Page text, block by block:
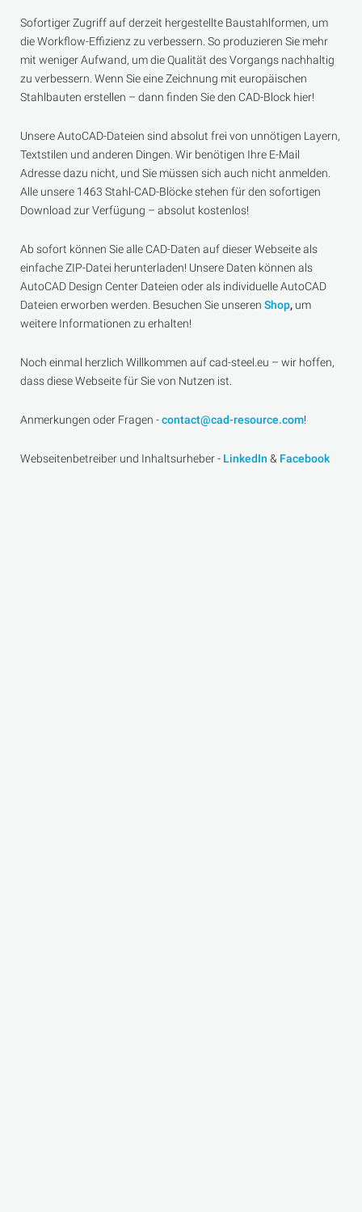
Sofortiger Zugriff auf derzeit hergestellte Baustahlformen, um
die Workflow-Effizienz zu verbessern. So produzieren Sie mehr
mit weniger Aufwand, um die Qualität des Vorgangs nachhaltig
zu verbessern. Wenn Sie eine Zeichnung mit europäischen
Stahlbauten erstellen – dann finden Sie den CAD-Block hier!
Unsere AutoCAD-Dateien sind absolut frei von unnötigen Layern,
Textstilen und anderen Dingen. Wir benötigen Ihre E-Mail
Adresse dazu nicht, und Sie müssen sich auch nicht anmelden.
Alle unsere 1463 Stahl-CAD-Blöcke stehen für den sofortigen
Download zur Verfügung – absolut kostenlos!
Ab sofort können Sie alle CAD-Daten auf dieser Webseite als
einfache ZIP-Datei herunterladen! Unsere Daten können als
AutoCAD Design Center Dateien oder als individuelle AutoCAD
Dateien erworben werden. Besuchen Sie unseren Shop, um
weitere Informationen zu erhalten!
Noch einmal herzlich Willkommen auf cad-steel.eu – wir hoffen,
dass diese Webseite für Sie von Nutzen ist.
Anmerkungen oder Fragen -contact@cad-resource.com!
Webseitenbetreiber und Inhaltsurheber - LinkedIn & Facebook